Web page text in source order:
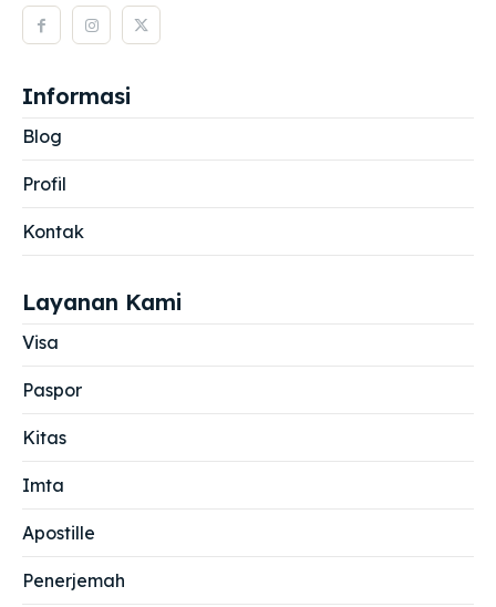
Informasi
Blog
Profil
Kontak
Layanan Kami
Visa
Paspor
Kitas
Imta
Apostille
Penerjemah